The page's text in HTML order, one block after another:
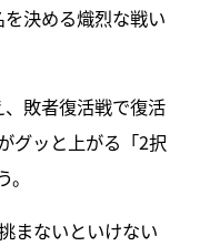
決める熾烈な戦い
敗者復活戦で復活
グッと上がる「2択
まないといけない